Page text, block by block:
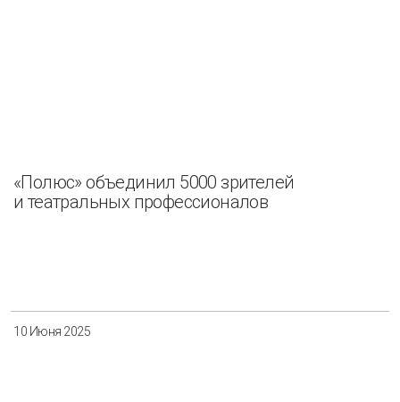
«Полюс» объединил 5000 зрителей
и театральных профессионалов
10 Июня 2025